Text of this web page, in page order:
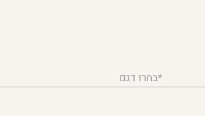
*בחרו דגם